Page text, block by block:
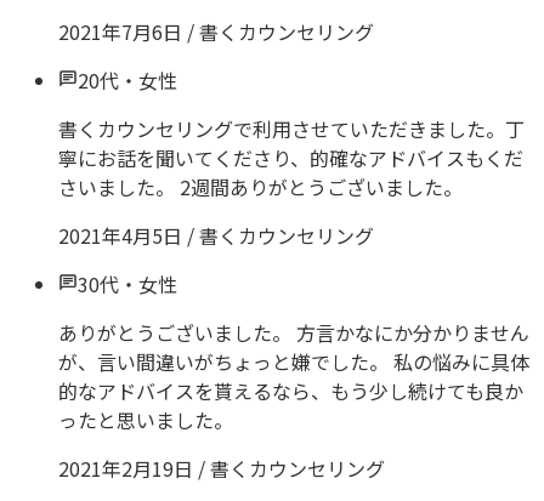
2021年7月6日 /書くカウンセリング
20代 ・ 女性
書くカウンセリングで利用させていただきました。丁
寧にお話を聞いてくださり、的確なアドバイスもくだ
さいました。 2週間ありがとうございました。
2021年4月5日 /書くカウンセリング
30代 ・ 女性
ありがとうございました。 方言かなにか分かりません
が、言い間違いがちょっと嫌でした。 私の悩みに具体
的なアドバイスを貰えるなら、もう少し続けても良か
ったと思いました。
2021年2月19日 /書くカウンセリング